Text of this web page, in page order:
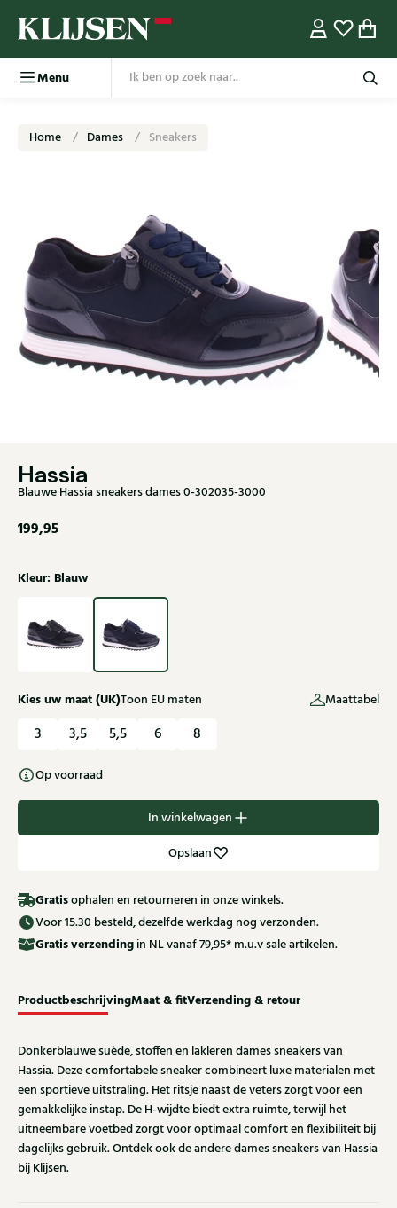
Menu
Home Dames Sneakers
Hassia
Blauwe Hassia sneakers dames 0-302035-3000
199,95
Kleur: Blauw
Kies uw maat (UK)Toon EU maten Maattabel
3 3,5 5,5 6 8
Op voorraad
In winkelwagen
Opslaan
Gratisophalen en retourneren in onze winkels.
Voor 15.30 besteld, dezelfde werkdag nog verzonden.
Gratisverzending in NL vanaf 79,95* m.u.v sale artikelen.
ProductbeschrijvingMaat & fitVerzending & retour
Donkerblauwe suède, stoffen en lakleren dames sneakers van
Hassia. Deze comfortabele sneaker combineert luxe materialen met
een sportieve uitstraling. Het ritsje naast de veters zorgt voor een
gemakkelijke instap. De H-wijdte biedt extra ruimte, terwijl het
uitneembare voetbed zorgt voor optimaal comfort en flexibiliteit bij
dagelijks gebruik. Ontdek ook de andere dames sneakers van Hassia
bij Klijsen.